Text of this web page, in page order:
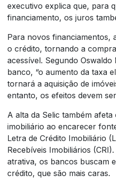
executivo explica que, para
financiamento, os juros
Para novos financiamentos,
o crédito, tornando a
acessível. Segundo Oswaldo
banco, “o aumento da taxa
tornará a aquisição de
entanto, os efeitos devem
A alta da Selic também
imobiliário ao encarecer
Letra de Crédito Imobiliário
Recebíveis Imobiliários
atrativa, os bancos buscam
crédito, que são mais caras.